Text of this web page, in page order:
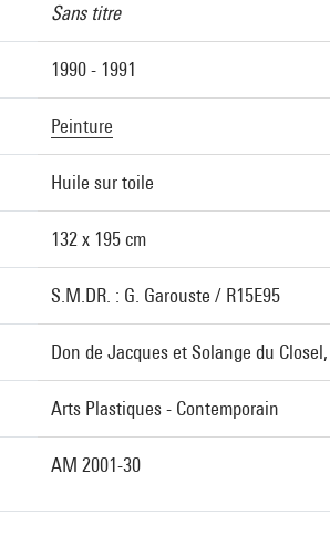
Sans titre
1990 - 1991
Peinture
Huile sur toile
132 x 195 cm
S.M.DR. : G. Garouste / R15E95
Don de Jacques et Solange du Closel,
Arts Plastiques - Contemporain
AM 2001-30